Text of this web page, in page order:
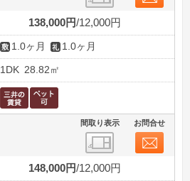
138,000円 12,000円
1.0ヶ月 1.0ヶ月
1DK 28.82㎡
間取り表示 お問合せ
148,000円 12,000円